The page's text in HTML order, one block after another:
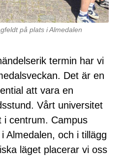
på plats i Almedalen
termin har vi
Det är en
att vara en
Vårt universitet
i centrum. Campus
Almedalen, och i tillägg
läget placerar vi oss